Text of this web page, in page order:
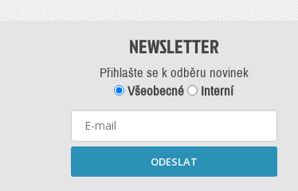
NEWSLETTER
Přihlašte se k odběru novinek
Všeobecné
Interní
ODESLAT